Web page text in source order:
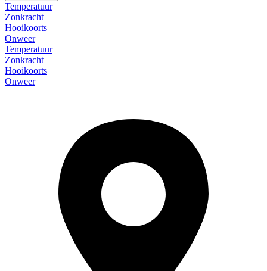
Temperatuur
Zonkracht
Hooikoorts
Onweer
Temperatuur
Zonkracht
Hooikoorts
Onweer